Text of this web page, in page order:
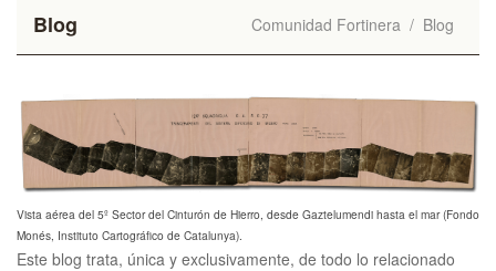
Blog Comunidad Fortinera / Blog
Vista aérea del 5º Sector del Cinturón de Hierro, desde Gaztelumendi hasta el mar (Fondo
Monés, Instituto Cartográfico de Catalunya).
Este blog trata, única y exclusivamente, de todo lo relacionado